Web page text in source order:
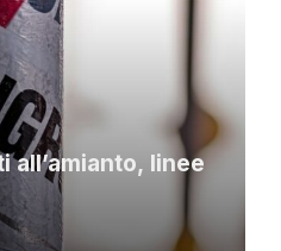
all’amianto, linee